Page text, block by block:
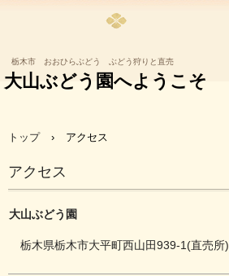
ぶどう園へようこそ
栃木市 おおひらぶどう ぶどう狩りと直売
大山ぶどう園へようこそ
トップ › アクセス
アクセス
大山ぶどう園
栃木県栃木市大平町西山田939-1(直売所)